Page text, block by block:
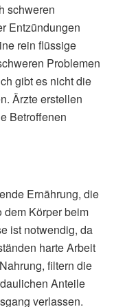
schweren
Entzündungen
rein flüssige
Problemen
gibt es nicht die
Ärzte erstellen
Betroffenen
Ernährung, die
dem Körper beim
ist notwendig, da
harte Arbeit
filtern die
Anteile
verlassen.